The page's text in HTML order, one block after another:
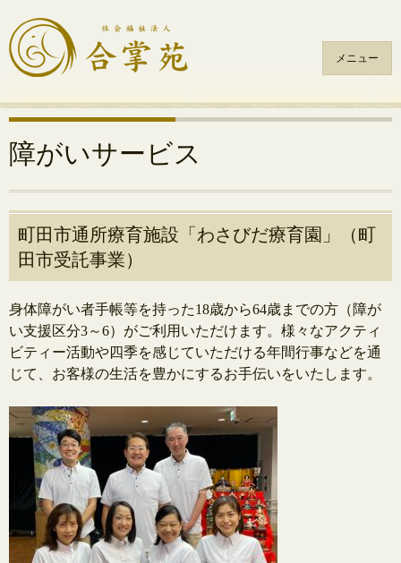
メニュー
コ
ン
テ
ン
へ
ス
キ
ッ
障がいサービス
町田市通所療育施設「わさびだ療育園」（町
田市受託事業）
身体障がい者手帳等を持った18歳から64歳までの方（障が
い支援区分3～6）がご利用いただけます。様々なアクティ
ビティー活動や四季を感じていただける年間行事などを通
じて、お客様の生活を豊かにするお手伝いをいたします。